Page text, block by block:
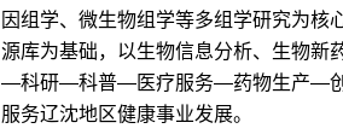
因组学、微生物组学等多组学研究为核
源库为基础，以生物信息分析、生物新
—科研—科普—医疗服务—药物生产—创
服务辽沈地区健康事业发展。